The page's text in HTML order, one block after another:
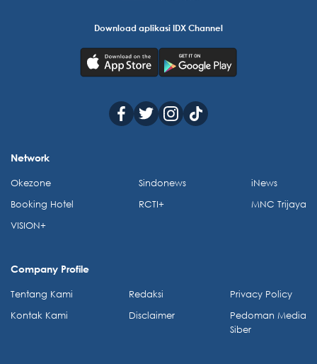
Download aplikasi IDX Channel
Network
Okezone
Booking Hotel
VISION+
Sindonews
RCTI+
iNews
MNC Trijaya
Company Profile
Tentang Kami
Kontak Kami
Redaksi
Disclaimer
Privacy Policy
Pedoman Media
Siber